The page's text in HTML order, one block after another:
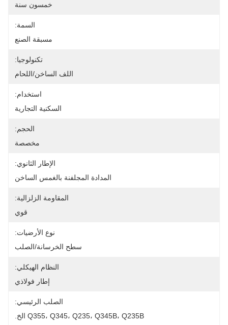
خمسون سنة
السمة:
مسبقة الصنع
تكنولوجيا:
اللف الساخن/اللحام
استخدام:
السكنية التجارية
الحجم:
مخصصة
الإطار الثانوي:
المدادة المجلفنة بالغمس الساخن
المقاومة الزلزالية:
قوي
نوع الأرضيات:
سطح الخرسانة/الصلب
النظام الهيكلي:
إطار فولاذي
الصلب الرئيسي:
Q355، Q345، Q235، Q345B، Q235B الخ.